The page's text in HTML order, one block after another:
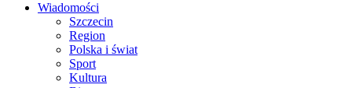
Wiadomości
Szczecin
Region
Polska i świat
Sport
Kultura